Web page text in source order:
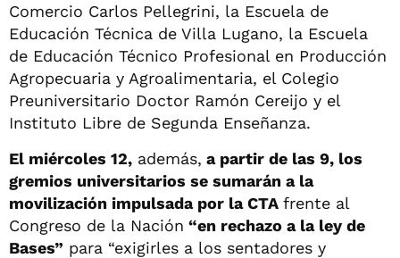
Comercio Carlos Pellegrini, la Escuela de
Educación Técnica de Villa Lugano, la Escuela
de Educación Técnico Profesional en Producción
Agropecuaria y Agroalimentaria, el Colegio
Preuniversitario Doctor Ramón Cereijo y el
Instituto Libre de Segunda Enseñanza.
El miércoles 12, además, a partir de las 9, los
gremios universitarios se sumarán a la
movilización impulsada por la CTA frente al
Congreso de la Nación “en rechazo a la ley de
Bases” para “exigirles a los sentadores y